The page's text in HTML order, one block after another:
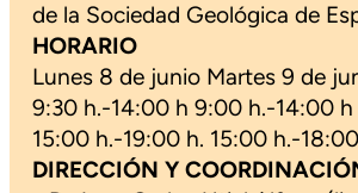
de la Sociedad Geológica de
HORARIO
Lunes 8 de junio Martes 9 de
9:30 h.-14:00 h 9:00 h.-14:00 h
15:00 h.-19:00 h. 15:00 h.-
DIRECCIÓN Y